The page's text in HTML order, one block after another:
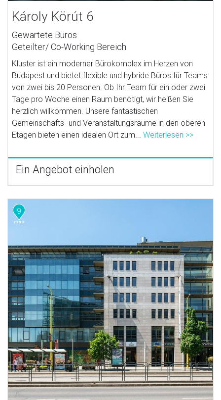
Károly Körút 6
Gewartete Büros
Geteilter/ Co-Working Bereich
Kluster ist ein moderner Bürokomplex im Herzen von
Budapest und bietet flexible und hybride Büros für Teams
von zwei bis 20 Personen. Ob Ihr Team für ein oder zwei
Tage pro Woche einen Raum benötigt, wir heißen Sie
herzlich willkommen. Unsere fantastischen
Gemeinschafts- und Veranstaltungsräume in den oberen
Etagen bieten einen idealen Ort zum...Weiterlesen >>
Ein Angebot einholen
9